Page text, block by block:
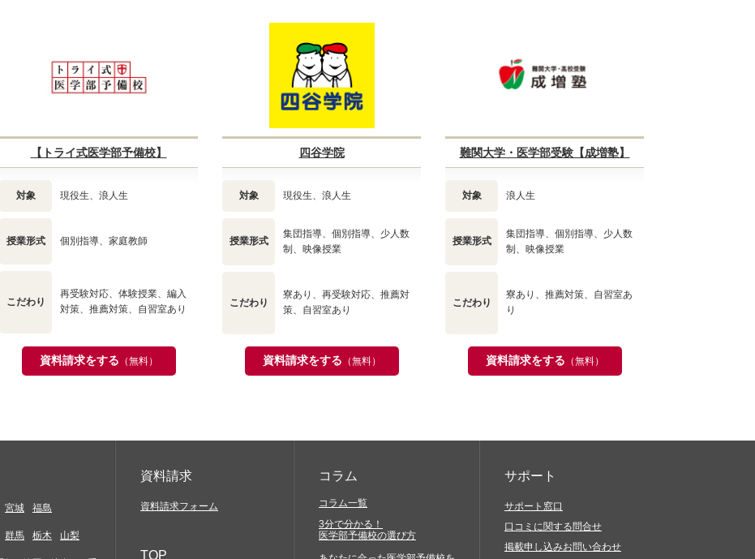
【トライ式医学部予備校】
対象 現役生、浪人生
授業形式 個別指導、家庭教師
こだわり
再受験対応、体験授業、編入
対策、推薦対策、自習室あり
資料請求をする （無料）
四谷学院
対象 現役生、浪人生
授業形式
集団指導、個別指導、少人数
制、映像授業
こだわり
寮あり、再受験対応、推薦対
策、自習室あり
資料請求をする （無料）
難関大学・医学部受験【成増塾】
対象 浪人生
授業形式
集団指導、個別指導、少人数
制、映像授業
こだわり
寮あり、推薦対策、自習室あ
り
資料請求をする （無料）
宮城 福島
群馬 栃木 山梨
資料請求
資料請求フォーム
TOP
コラム
コラム一覧
3分で分かる！
医学部予備校の選び方
サポート
サポート窓口
口コミに関する問合せ
掲載申し込みお問い合わせ